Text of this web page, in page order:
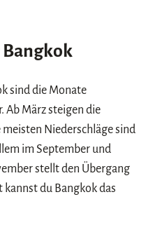
Bangkok
sind die Monate
Ab März steigen die
Niederschläge sind
im September und
stellt den Übergang
kannst du Bangkok das